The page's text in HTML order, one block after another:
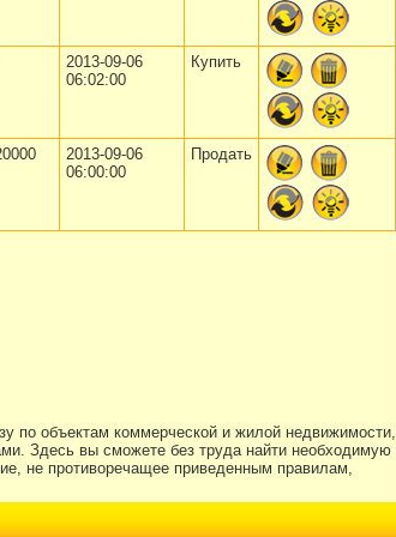
2013-09-06
06:02:00
Купить
2013-09-06
06:00:00
Продать
по объектам коммерческой и жилой недвижимости,
Здесь вы сможете без труда найти необходимую
не противоречащее приведенным правилам,